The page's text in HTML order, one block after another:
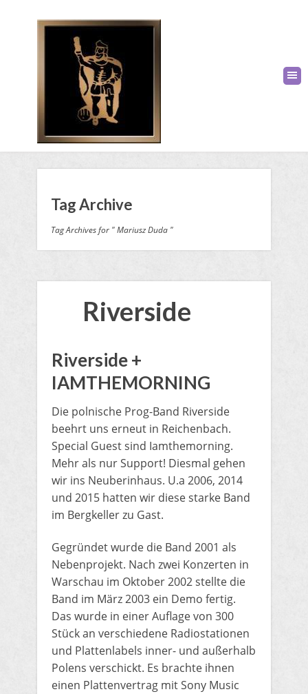
Tag Archive
Tag Archives for " Mariusz Duda "
Riverside
​Riverside +
IAMTHEMORNING
Die polnische Prog-Band Riverside
beehrt uns erneut in Reichenbach.
Special Guest sind Iamthemorning.
Mehr als nur Support! Diesmal gehen
wir ins Neuberinhaus. U.a 2006, 2014
und 2015 hatten wir diese starke Band
im Bergkeller zu Gast.
​Gegründet wurde die Band 2001 als
Nebenprojekt. Nach zwei Konzerten in
Warschau im Oktober 2002 stellte die
Band im März 2003 ein Demo fertig.
Das wurde in einer Auflage von 300
Stück an verschiedene Radiostationen
und Plattenlabels inner- und außerhalb
Polens verschickt. Es brachte ihnen
einen Plattenvertrag mit Sony Music